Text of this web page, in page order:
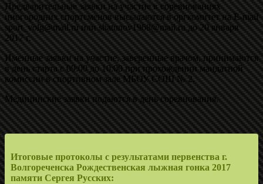
Предварительные заявки на участие в соревнованиях
иногородних спортсменов высылаются в оргкомитет на Е-mail
sport_volg@mail.ru или shatunov1968@mail.ru до 20 января
2017 г.
Именные заявки на участие, заверенные врачом, принимаются
в день старта с 09:00 до 10:00 при прохождении мандатной
комиссии в спортивном зале МБОУ СОШ № 2.
Медицинские заявки подаются в день соревнования.
Итоговые протоколы с результатами первенства г.
Волгореченска Рождественская лыжная гонка 2017
памяти Сергея Русских: